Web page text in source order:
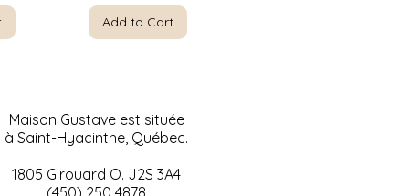
Add to Cart
Maison Gustave est située
à Saint-Hyacinthe, Québec.
1805 Girouard O. J2S 3A4